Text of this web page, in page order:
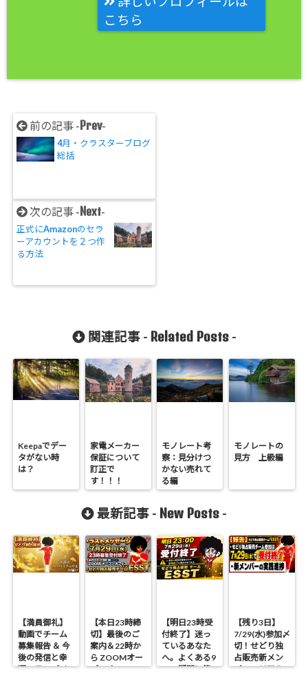
こちら
前の記事 -Prev-
4月・クラスターブログ
総括
次の記事 -Next-
正式にAmazonのセラ
ーアカウントを２つ作
る方法
関連記事 - Related Posts-
Keepaでデー
タがない時
は？
家電メーカー
保証について
訂正で
す！！！
モノレート考
察：見分けつ
かない売れて
る編
モノレートの
見方 上級編
最新記事 - New Posts -
【満員御礼】
動画でチーム
募集報告 ＆ 今
後の発信と幸
運のラッパイ
【本日23時締
切】最後のご
案内＆22時か
ら ZOOMオー
プンオフィス
【明日23時受
付終了】迷っ
ているあなた
へ。よくある9
つの疑問に答
【残り3日】
7/29(水)参加〆
切！せどり独
占販売新メン
バーのリアル